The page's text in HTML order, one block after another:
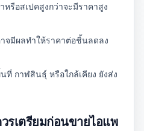
รือสเปคสูงกว่าจะมีราคาสูง
จมีผลทำให้ราคาต่อชิ้นลดลง
ที่ กาฬสินธุ์ หรือใกล้เคียง ยังส่ง
รเตรียมก่อนขายไอแพ